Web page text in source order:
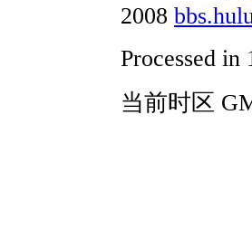
2008
Processed in
当前时区